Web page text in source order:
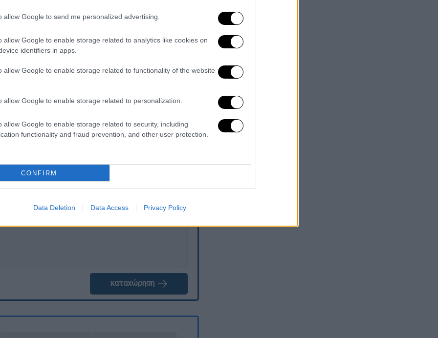
allow Google to send me personalized advertising.
allow Google to enable storage related to analytics like cookies on
identifiers in apps.
allow Google to enable storage related to functionality of the website
allow Google to enable storage related to personalization.
allow Google to enable storage related to security, including
functionality and fraud prevention, and other user protection.
CONFIRM
Data Deletion Data Access Privacy Policy
στους θαυμαστές και την οικογένειά
τον χρόνο που σκοπεύει ν' αφιερώσει
άφησε να εννοηθεί – σ' ένα νέο μέλος
μου και να έχω άλλο ένα παιδί» είπε με
που την καθόρισε επαγγελματικά αλλά την
ΕΘΝΟΣ θα παρεμβαίνει και τα προσβλητικά σχόλια θα
καταχώρηση